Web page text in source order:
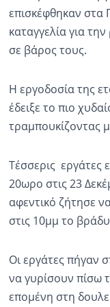
Πολιτισμός
επισκέφθηκαν στα
καταγγελία για
σε βάρος τους.
Η εργοδοσία της
έδειξε το πιο
τραμπουκίζοντας
Τέσσερις εργάτες
20ωρο στις 23
αφεντικό ζήτησε
στις 10μμ το
Οι εργάτες πήγαν
να γυρίσουν πίσω
επομένη στη